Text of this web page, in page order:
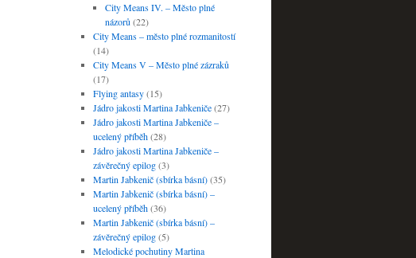
City Means IV. – Město plné
názorů (22)
City Means – město plné rozmanitostí
(14)
City Means V – Město plné zázraků
(17)
Flying antasy(15)
Jádro jakosti Martina Jabkeniče(27)
Jádro jakosti Martina Jabkeniče –
ucelený příběh(28)
Jádro jakosti Martina Jabkeniče –
závěrečný epilog(3)
Martin Jabkenič (sbírka básní)(35)
Martin Jabkenič (sbírka básní) –
ucelený příběh(36)
Martin Jabkenič (sbírka básní) –
závěrečný epilog(5)
Melodické pochutiny Martina